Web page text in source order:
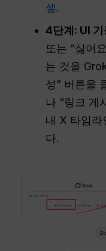
셀.
4단계: UI
또는 “싫어
는 것을
성” 버튼을
나 “링크 게
내 X 타임라
다.